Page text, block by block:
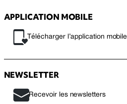
APPLICATION MOBILE
Télécharger l’application mobile
NEWSLETTER
Recevoir les newsletters